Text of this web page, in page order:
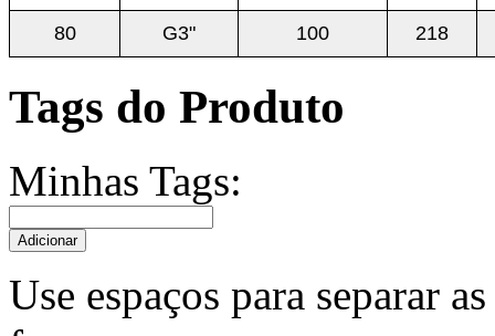
80 G3" 100 218
Tags do Produto
Minhas Tags:
Adicionar
Use espaços para separar